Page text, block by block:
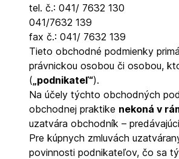
tel. č.: 041/ 7632 130
041/7632 139
fax č.: 041/ 7632 139
Tieto obchodné podmienky
právnickou osobou či osobou,
( „podnikateľ“).
Na účely týchto obchodných
obchodnej praktike nekoná v
uzatvára obchodník –
Pre kúpnych zmluvách
povinnosti podnikateľov, čo sa